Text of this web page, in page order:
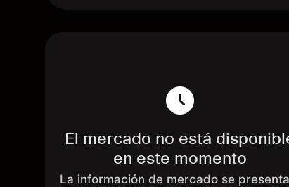
El mercado no está
en este momento
La información de mercado se